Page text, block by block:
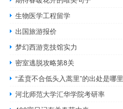
生物医学工程留学
出国旅游报价
梦幻西游竞技馆实力
密室逃脱攻略第8关
“孟贲不合低头入蒿里”的出处是哪里
河北师范大学汇华学院考研率